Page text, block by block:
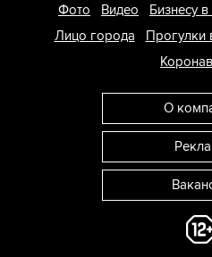
Фото Видео Бизнесу
Лицо города
Прогулки
О